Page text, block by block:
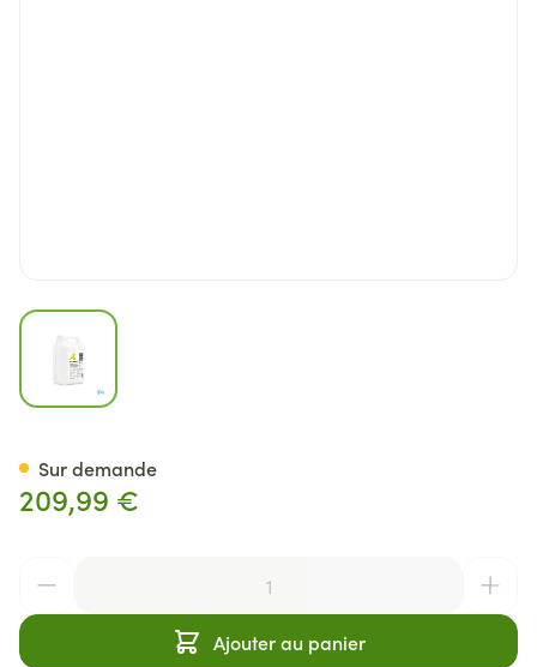
View larger image
209,99 €
Ajouter au panier
Sur demande